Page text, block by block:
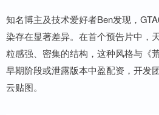
知名博主及技术爱好者Ben发现，
染存在显著差异。在首个预告片中，
粒感强、密集的结构，这种风格与《
早期阶段或泄露版本中盈配资，开发
云贴图。